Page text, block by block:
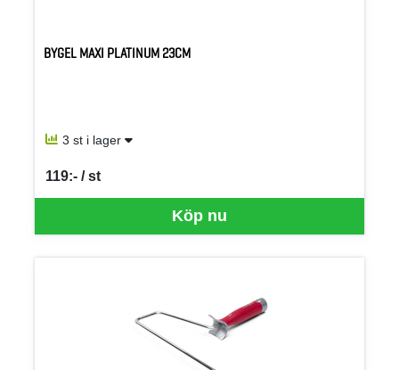
BYGEL MAXI PLATINUM 23CM
3 st i lager
Köp nu
119:- / st
SEK per ST